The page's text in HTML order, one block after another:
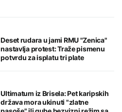
Deset rudara u jami RMU "Zenica"
nastavlja protest: Traže pismenu
potvrdu za isplatu tri plate
Ultimatum iz Brisela: Pet karipskih
država mora ukinuti "zlatne